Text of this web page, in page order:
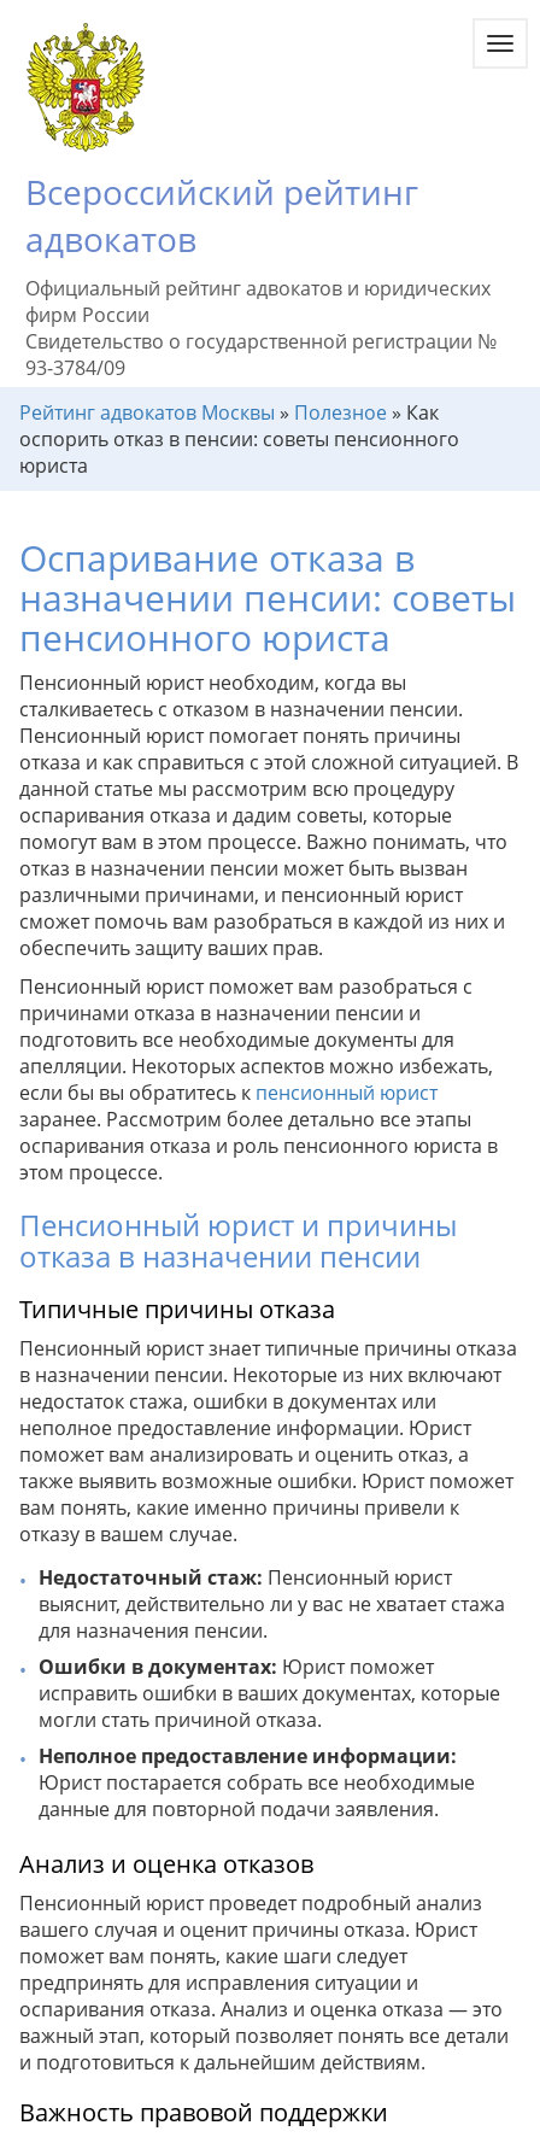
Всероссийский рейтинг
адвокатов
Официальный рейтинг адвокатов и юридических
фирм России
Свидетельство о государственной регистрации №
93-3784/09
Рейтинг адвокатов Москвы » Полезное» Как
оспорить отказ в пенсии: советы пенсионного
юриста
Оспаривание отказа в
назначении пенсии: советы
пенсионного юриста
Пенсионный юрист необходим, когда вы
сталкиваетесь с отказом в назначении пенсии.
Пенсионный юрист помогает понять причины
отказа и как справиться с этой сложной ситуацией. В
данной статье мы рассмотрим всю процедуру
оспаривания отказа и дадим советы, которые
помогут вам в этом процессе. Важно понимать, что
отказ в назначении пенсии может быть вызван
различными причинами, и пенсионный юрист
сможет помочь вам разобраться в каждой из них и
обеспечить защиту ваших прав.
Пенсионный юрист поможет вам разобраться с
причинами отказа в назначении пенсии и
подготовить все необходимые документы для
апелляции. Некоторых аспектов можно избежать,
если бы вы обратитесь к пенсионный юрист
заранее. Рассмотрим более детально все этапы
оспаривания отказа и роль пенсионного юриста в
этом процессе.
Пенсионный юрист и причины
отказа в назначении пенсии
Типичные причины отказа
Пенсионный юрист знает типичные причины отказа
в назначении пенсии. Некоторые из них включают
недостаток стажа, ошибки в документах или
неполное предоставление информации. Юрист
поможет вам анализировать и оценить отказ, а
также выявить возможные ошибки. Юрист поможет
вам понять, какие именно причины привели к
отказу в вашем случае.
Недостаточный стаж: Пенсионный юрист
выяснит, действительно ли у вас не хватает стажа
для назначения пенсии.
Ошибки в документах: Юрист поможет
исправить ошибки в ваших документах, которые
могли стать причиной отказа.
Неполное предоставление информации:
Юрист постарается собрать все необходимые
данные для повторной подачи заявления.
Анализ и оценка отказов
Пенсионный юрист проведет подробный анализ
вашего случая и оценит причины отказа. Юрист
поможет вам понять, какие шаги следует
предпринять для исправления ситуации и
оспаривания отказа. Анализ и оценка отказа — это
важный этап, который позволяет понять все детали
и подготовиться к дальнейшим действиям.
Важность правовой поддержки